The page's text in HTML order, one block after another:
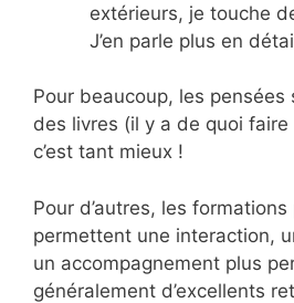
extérieurs, je touche
J’en parle plus en
Pour beaucoup, les
des livres (il y a de quoi faire
c’est tant mieux !
Pour d’autres, les
permettent une interaction,
un accompagnement plus
généralement d’excellents